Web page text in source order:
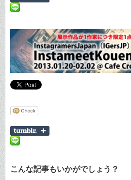
こんな記事もいかがでしょう？